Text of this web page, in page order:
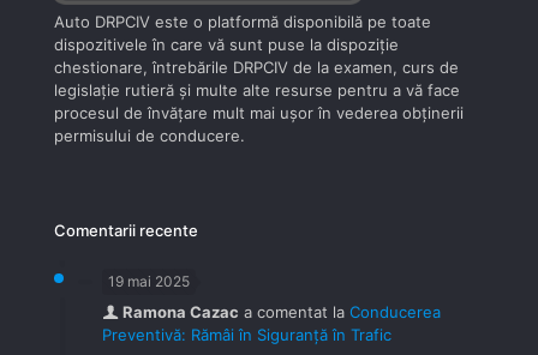
Auto DRPCIV este o platformă disponibilă pe toate
dispozitivele în care vă sunt puse la dispoziţie
chestionare, întrebările DRPCIV de la examen, curs de
legislaţie rutieră şi multe alte resurse pentru a vă face
procesul de învăţare mult mai uşor în vederea obţinerii
permisului de conducere.
Comentarii recente
19 mai 2025
Ramona Cazac a comentat la Conducerea
Preventivă: Rămâi în Siguranță în Trafic